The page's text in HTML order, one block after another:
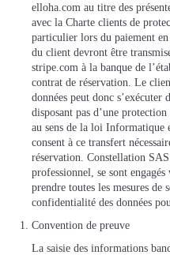
elloha.com au titre des
avec la Charte clients de
particulier lors du paiement
du client devront être
stripe.com à la banque de
contrat de réservation. Le
données peut donc s’exécuter
disposant pas d’une
au sens de la loi Informatique
consent à ce transfert
réservation. Constellation
professionnel, se sont
prendre toutes les mesures de
confidentialité des données
Convention de preuve
La saisie des informations